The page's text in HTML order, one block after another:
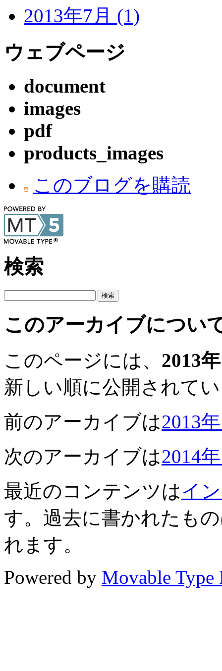
2013年7月 (1)
ウェブページ
document
images
pdf
products_images
このブログを購読
検索
このアーカイブについ
このページには、 2013
新しい順に公開されて
前のアーカイブは2013
次のアーカイブは2014
最近のコンテンツはイ
す。過去に書かれたも
れます。
Powered by Movable Type